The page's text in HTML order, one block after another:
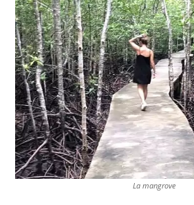
P
R
O
P
O
S
La mangrove